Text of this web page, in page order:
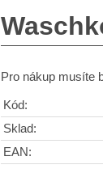
Pro nákup musíte
Kód:
Sklad:
EAN: